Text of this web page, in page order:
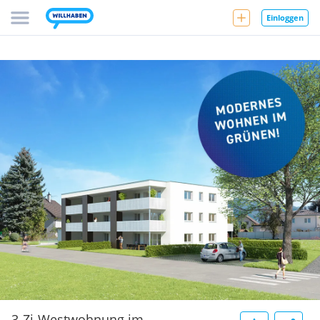
Einloggen